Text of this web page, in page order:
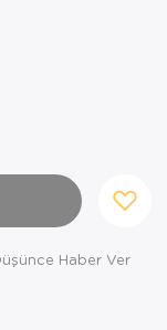
Haber Ver